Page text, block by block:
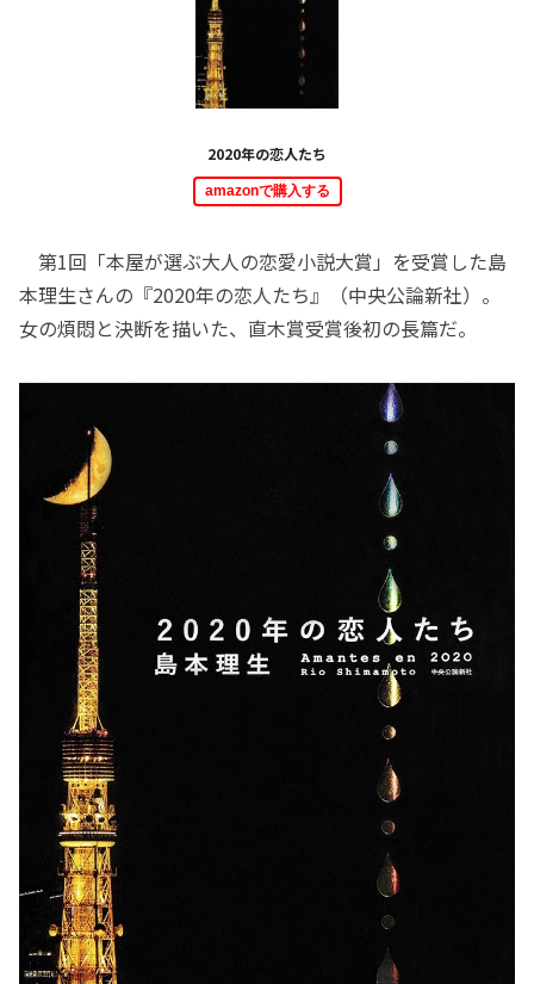
2020年の恋人たち
amazonで購入する
第1回「本屋が選ぶ大人の恋愛小説大賞」を受賞した島
本理生さんの『2020年の恋人たち』（中央公論新社）。
女の煩悶と決断を描いた、直木賞受賞後初の長篇だ。